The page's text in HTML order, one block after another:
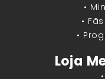
•
•
•
Loja